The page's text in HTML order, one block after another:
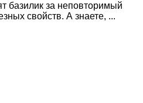
базилик за неповторимый
свойств. А знаете, ...